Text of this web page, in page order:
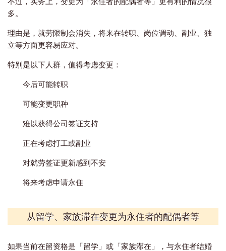
多。
理由是，就劳限制会消失，将来在转职、岗位调动、副业、独
立等方面更容易应对。
特别是以下人群，值得考虑变更：
今后可能转职
可能变更职种
难以获得公司签证支持
正在考虑打工或副业
对就劳签证更新感到不安
将来考虑申请永住
从留学、家族滞在变更为永住者的配偶者等
如果当前在留资格是「留学」或「家族滞在」，与永住者结婚